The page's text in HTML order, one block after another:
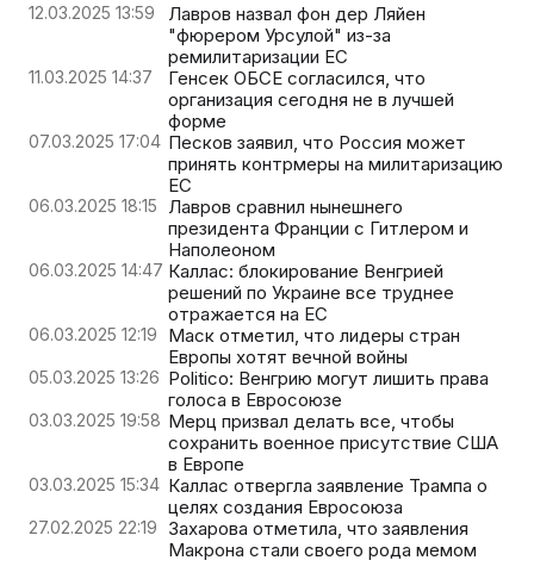
12.03.2025 13:59
Лавров назвал фон дер Ляйен
"фюрером Урсулой" из-за
ремилитаризации ЕС
11.03.2025 14:37
Генсек ОБСЕ согласился, что
организация сегодня не в лучшей
форме
07.03.2025 17:04 Песков заявил, что Россия может
принять контрмеры на милитаризацию
ЕС
06.03.2025 18:15
Лавров сравнил нынешнего
президента Франции с Гитлером и
Наполеоном
06.03.2025 14:47 Каллас: блокирование Венгрией
решений по Украине все труднее
отражается на ЕС
06.03.2025 12:19
Маск отметил, что лидеры стран
Европы хотят вечной войны
05.03.2025 13:26 Politico: Венгрию могут лишить права
голоса в Евросоюзе
03.03.2025 19:58 Мерц призвал делать все, чтобы
сохранить военное присутствие США
в Европе
03.03.2025 15:34 Каллас отвергла заявление Трампа о
целях создания Евросоюза
27.02.2025 22:19
Захарова отметила, что заявления
Макрона стали своего рода мемом